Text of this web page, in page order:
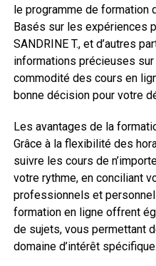
le programme de formation
Basés sur les expériences
SANDRINE T., et d’autres
informations précieuses sur
commodité des cours en
bonne décision pour votre
Les avantages de la
Grâce à la flexibilité des
suivre les cours de
votre rythme, en conciliant
professionnels et
formation en ligne offrent
de sujets, vous permettant
domaine d’intérêt spécifique.